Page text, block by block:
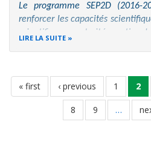
Le programme SEP2D
renforcer les capacités
scientifiques, autorités
LIRE LA SUITE
Pagination
première
page
« first
page
précédente
‹ previous page
1 2
page
8 page
9 …